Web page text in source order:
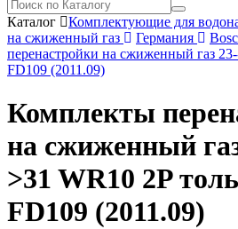
Каталог Комплектующие для
на сжиженный газ
Германия
перенастройки на сжиженный газ
FD109 (2011.09)
Комплекты
на сжиженный
>31 WR10 2P
FD109 (2011.09)